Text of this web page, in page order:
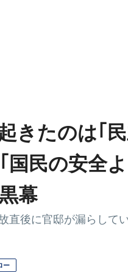
きたのは｢
民の安全
幕
直後に官邸が漏らして
ー